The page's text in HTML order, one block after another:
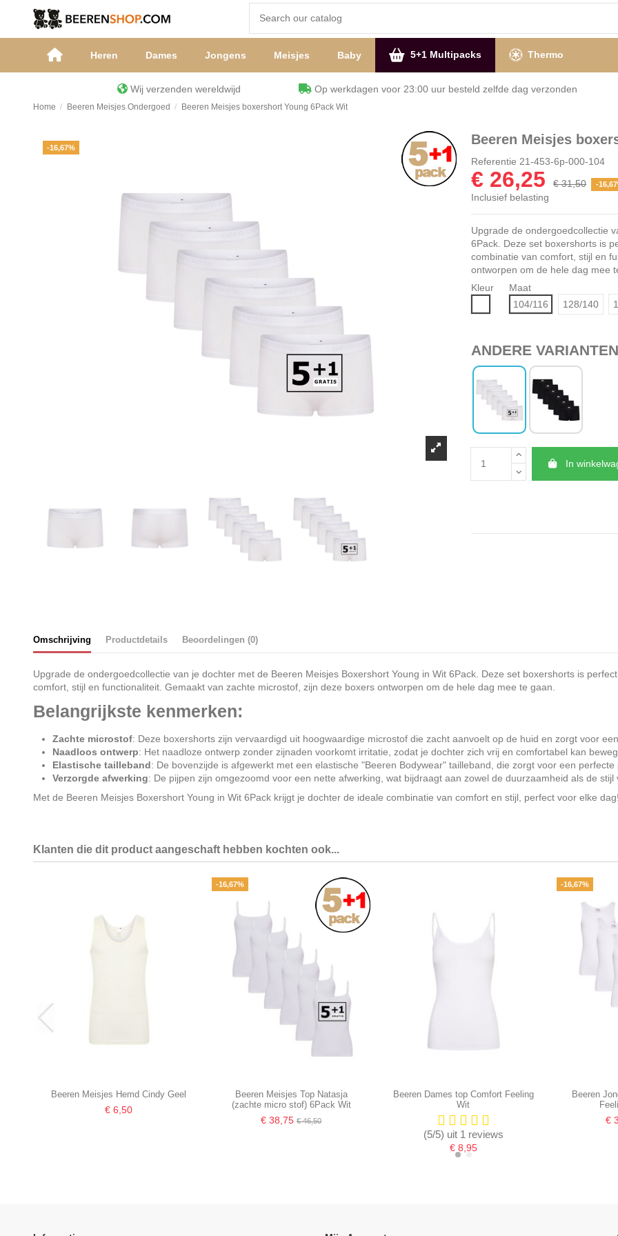
Heren Dames Jongens Meisjes Baby 5+1 Multipacks Thermo
Wij verzenden wereldwijd Op werkdagen voor 23:00 uur besteld zelfde dag
Home Beeren Meisjes Ondergoed Beeren Meisjes boxershort Young 6Pack Wit
-16,67%
Beeren Meisjes
Referentie 21-453-6p-000-104
€ 26,25 € 31,50 -
Inclusief belasting
Upgrade de ondergoedcollectie
6Pack. Deze set boxershorts is
combinatie van comfort, stijl en
ontworpen om de hele dag mee
Kleur
Maat
104/116
128/140
ANDERE VARIANTEN
In
Omschrijving Productdetails Beoordelingen (0)
Upgrade de ondergoedcollectie van je dochter met de Beeren Meisjes Boxershort Young in Wit 6Pack. Deze set boxershorts is
comfort, stijl en functionaliteit. Gemaakt van zachte microstof, zijn deze boxers ontworpen om de hele dag mee te gaan.
Belangrijkste kenmerken:
Zachte microstof: Deze boxershorts zijn vervaardigd uit hoogwaardige microstof die zacht aanvoelt op de huid en zorgt voor
Naadloos ontwerp: Het naadloze ontwerp zonder zijnaden voorkomt irritatie, zodat je dochter zich vrij en comfortabel kan
Elastische tailleband: De bovenzijde is afgewerkt met een elastische "Beeren Bodywear" tailleband, die zorgt voor een
Verzorgde afwerking: De pijpen zijn omgezoomd voor een nette afwerking, wat bijdraagt aan zowel de duurzaamheid als de stijl
Met de Beeren Meisjes Boxershort Young in Wit 6Pack krijgt je dochter de ideale combinatie van comfort en stijl, perfect voor elke dag!
Klanten die dit product aangeschaft hebben kochten ook...
Beeren Meisjes Hemd Cindy Geel
€ 6,50
-16,67%
Beeren Meisjes Top Natasja
(zachte micro stof) 6Pack Wit
€ 38,75€ 46,50
Beeren Dames top Comfort Feeling
Wit
(5/5) uit 1 reviews
€ 8,95
-16,67%
Beeren
€